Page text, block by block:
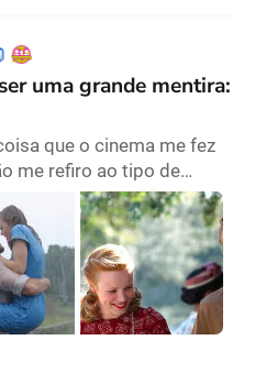
uma grande mentira:
que o cinema me fez
me refiro ao tipo de
nos salva ou que nos
que nos adormece, que
convence de que, se
A pior mentira que o
se duas pessoas estão
universo vai encont